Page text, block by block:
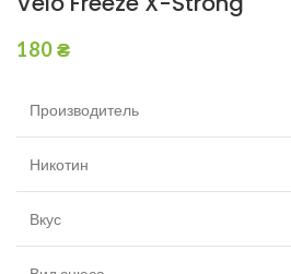
180₴
Производитель
Никотин
Вкус